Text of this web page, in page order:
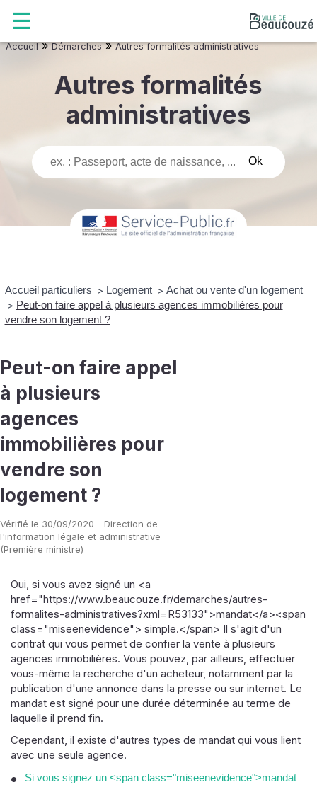
Accueil»Démarches»Autres formalités administratives
Autres formalités
administratives
Accueil particuliers > Logement > Achat ou vente d'un logement
> Peut-on faire appel à plusieurs agences immobilières pour
vendre son logement ?
Peut-on faire appel
à plusieurs
agences
immobilières pour
vendre son
logement ?
Vérifié le 30/09/2020 - Direction de
l'information légale et administrative
(Première ministre)
Oui, si vous avez signé un <a
href="https://www.beaucouze.fr/demarches/autres-
formalites-administratives?xml=R53133">mandat</a><span
class="miseenevidence"> simple.</span> Il s'agit d'un
contrat qui vous permet de confier la vente à plusieurs
agences immobilières. Vous pouvez, par ailleurs, effectuer
vous-même la recherche d'un acheteur, notamment par la
publication d'une annonce dans la presse ou sur internet. Le
mandat est signé pour une durée déterminée au terme de
laquelle il prend fin.
Cependant, il existe d'autres types de mandat qui vous lient
avec une seule agence.
Si vous signez un <span class="miseenevidence">mandat